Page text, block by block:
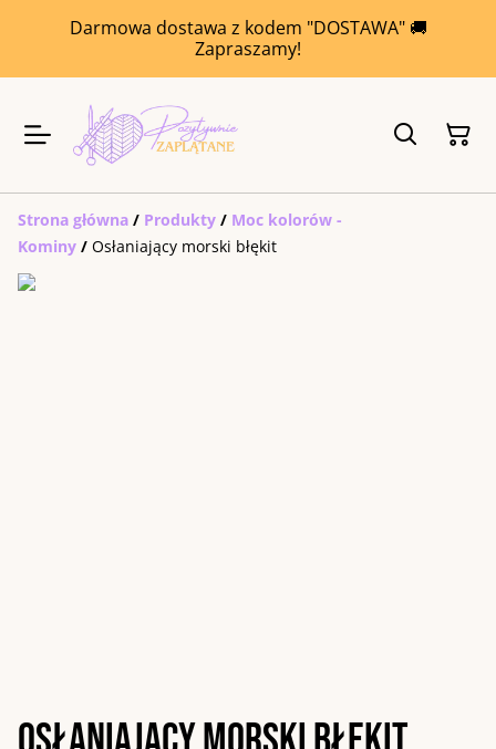
Darmowa dostawa z kodem "DOSTAWA" 🚚
Zapraszamy!
Strona główna / Produkty / Moc kolorów -
Kominy / Osłaniający morski błękit